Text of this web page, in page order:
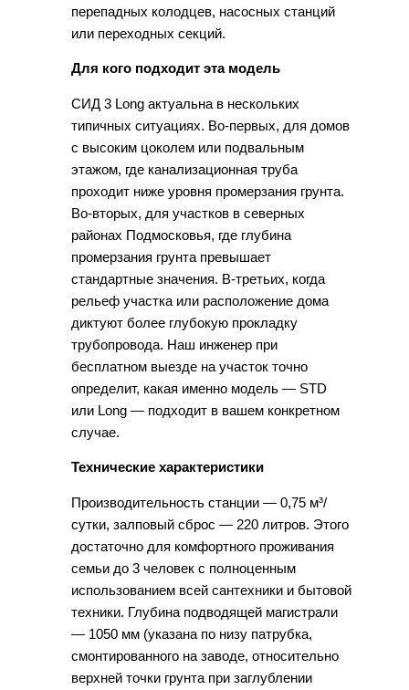
перепадных колодцев, насосных станций
или переходных секций.
Для кого подходит эта модель
СИД 3 Long актуальна в нескольких
типичных ситуациях. Во-первых, для домов
с высоким цоколем или подвальным
этажом, где канализационная труба
проходит ниже уровня промерзания грунта.
Во-вторых, для участков в северных
районах Подмосковья, где глубина
промерзания грунта превышает
стандартные значения. В-третьих, когда
рельеф участка или расположение дома
диктуют более глубокую прокладку
трубопровода. Наш инженер при
бесплатном выезде на участок точно
определит, какая именно модель — STD
или Long — подходит в вашем конкретном
случае.
Технические характеристики
Производительность станции — 0,75 м³/
сутки, залповый сброс — 220 литров. Этого
достаточно для комфортного проживания
семьи до 3 человек с полноценным
использованием всей сантехники и бытовой
техники. Глубина подводящей магистрали
— 1050 мм (указана по низу патрубка,
смонтированного на заводе, относительно
верхней точки грунта при заглублении